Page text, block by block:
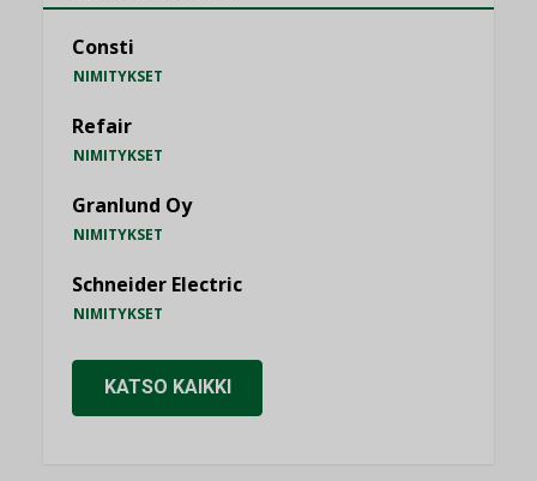
Consti
NIMITYKSET
Refair
NIMITYKSET
Granlund Oy
NIMITYKSET
Schneider Electric
NIMITYKSET
KATSO KAIKKI